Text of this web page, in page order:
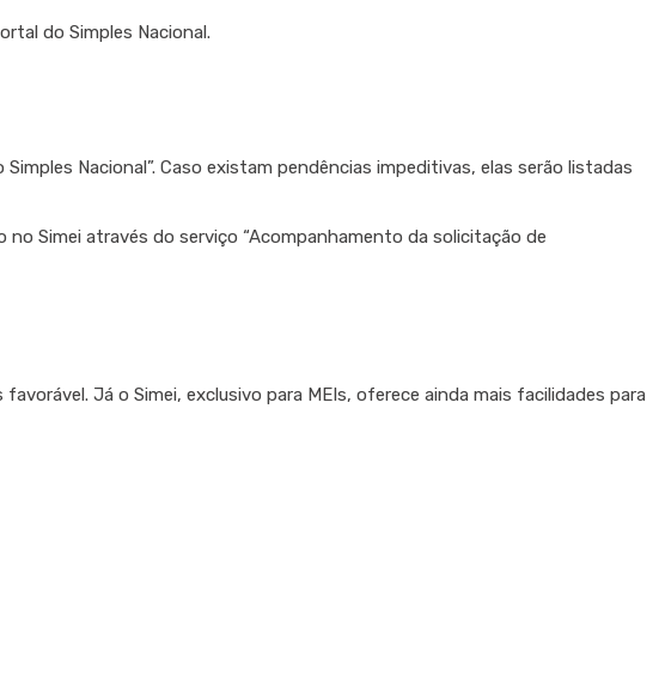
do Simples Nacional.
Nacional”. Caso existam pendências impeditivas, elas serão listadas
Simei através do serviço “Acompanhamento da solicitação de
Já o Simei, exclusivo para MEIs, oferece ainda mais facilidades para